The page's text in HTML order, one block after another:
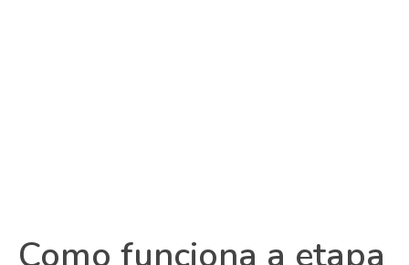
Como funciona a etapa